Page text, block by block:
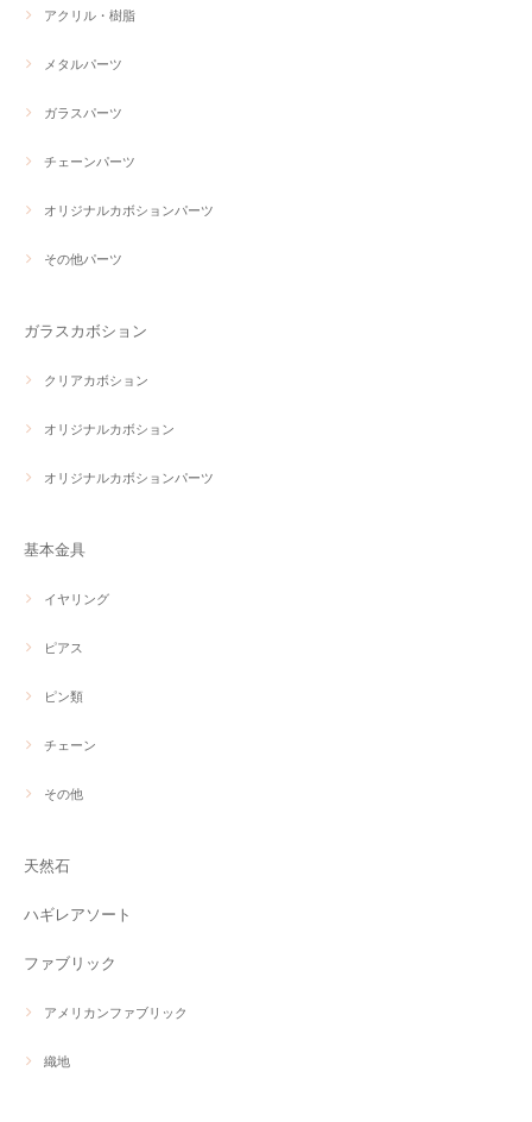
アクリル・樹脂
メタルパーツ
ガラスパーツ
チェーンパーツ
オリジナルカボションパーツ
その他パーツ
ガラスカボション
クリアカボション
オリジナルカボション
オリジナルカボションパーツ
基本金具
イヤリング
ピアス
ピン類
チェーン
その他
天然石
ハギレアソート
ファブリック
アメリカンファブリック
織地